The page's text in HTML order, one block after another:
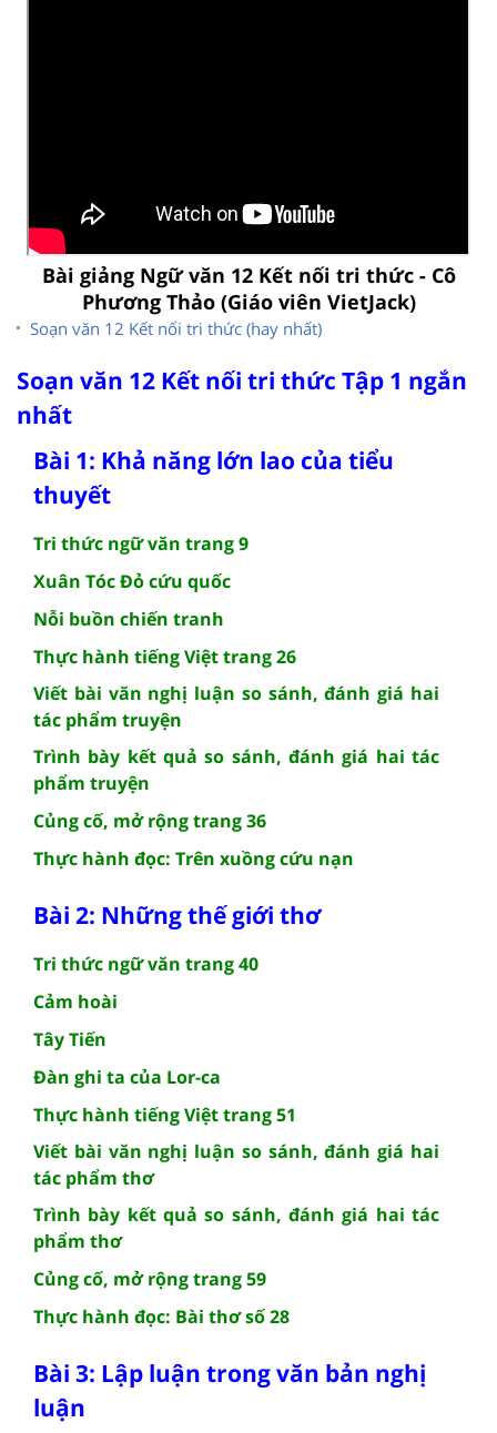
Bài giảng Ngữ văn 12 Kết nối tri thức - Cô
Phương Thảo (Giáo viên VietJack)
Soạn văn 12 Kết nối tri thức (hay nhất)
Soạn văn 12 Kết nối tri thức Tập 1 ngắn
nhất
Bài 1: Khả năng lớn lao của tiểu
thuyết
Tri thức ngữ văn trang 9
Xuân Tóc Đỏ cứu quốc
Nỗi buồn chiến tranh
Thực hành tiếng Việt trang 26
Viết bài văn nghị luận so sánh, đánh giá hai
tác phẩm truyện
Trình bày kết quả so sánh, đánh giá hai tác
phẩm truyện
Củng cố, mở rộng trang 36
Thực hành đọc: Trên xuồng cứu nạn
Bài 2: Những thế giới thơ
Tri thức ngữ văn trang 40
Cảm hoài
Tây Tiến
Đàn ghi ta của Lor-ca
Thực hành tiếng Việt trang 51
Viết bài văn nghị luận so sánh, đánh giá hai
tác phẩm thơ
Trình bày kết quả so sánh, đánh giá hai tác
phẩm thơ
Củng cố, mở rộng trang 59
Thực hành đọc: Bài thơ số 28
Bài 3: Lập luận trong văn bản nghị
luận